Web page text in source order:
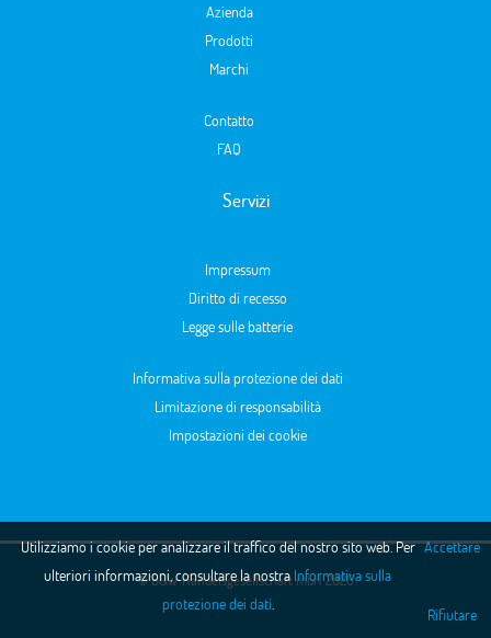
Azienda
Prodotti
Marchi
Contatto
FAQ
Servizi
Impressum
Diritto di recesso
Legge sulle batterie
Informativa sulla protezione dei dati
Limitazione di responsabilità
Impostazioni dei cookie
© B&W Handelsgesellschaft mbH 2026
Utilizziamo i cookie per analizzare il traffico del nostro sito web. Per
ulteriori informazioni, consultare la nostraInformativa sulla
protezione dei dati.
Accettare
Rifiutare